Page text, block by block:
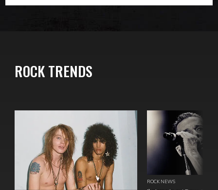
ROCK TRENDS
ROCK NEWS